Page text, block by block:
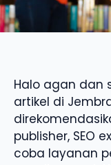
Halo agan dan
artikel di
publisher, SEO
coba layanan